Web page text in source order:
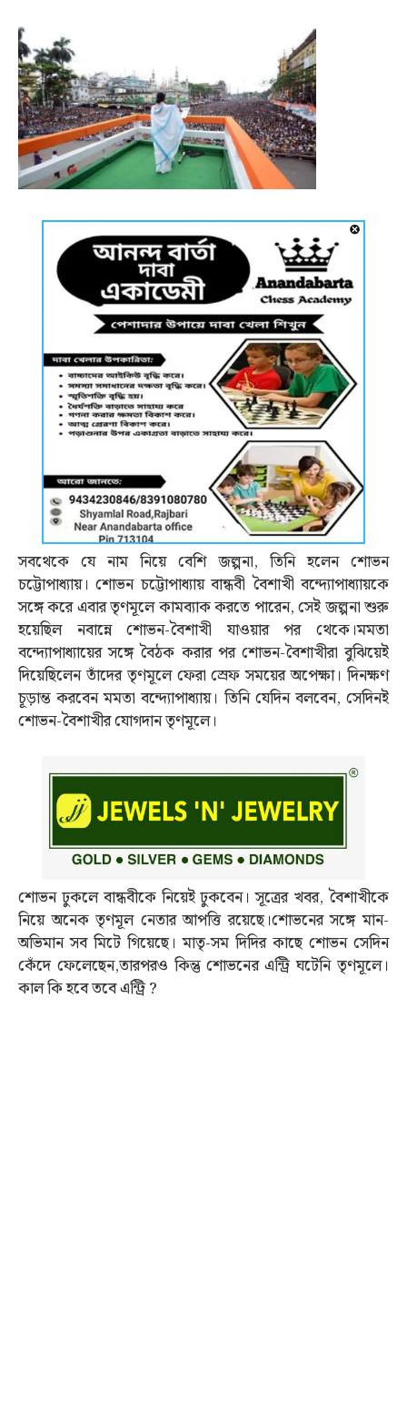
সবথেকে যে নাম নিয়ে বেশি জল্পনা, তিনি হলেন শোভন
চট্টোপাধ্যায়। শোভন চট্টোপাধ্যায় বান্ধবী বৈশাখী বন্দ্যোপাধ্যায়কে
সঙ্গে করে এবার তৃণমূলে কামব্যাক করতে পারেন, সেই জল্পনা শুরু
হয়েছিল নবান্নে শোভন-বৈশাখী যাওয়ার পর থেকে।মমতা
বন্দ্যোপাধ্যায়ের সঙ্গে বৈঠক করার পর শোভন-বৈশাখীরা বুঝিয়েই
দিয়েছিলেন তাঁদের তৃণমূলে ফেরা স্রেফ সময়ের অপেক্ষা। দিনক্ষণ
চূড়ান্ত করবেন মমতা বন্দ্যোপাধ্যায়। তিনি যেদিন বলবেন, সেদিনই
শোভন-বৈশাখীর যোগদান তৃণমূলে।
শোভন ঢুকলে বান্ধবীকে নিয়েই ঢুকবেন। সূত্রের খবর, বৈশাখীকে
নিয়ে অনেক তৃণমূল নেতার আপত্তি রয়েছে।শোভনের সঙ্গে মান-
অভিমান সব মিটে গিয়েছে। মাতৃ-সম দিদির কাছে শোভন সেদিন
কেঁদে ফেলেছেন,তারপরও কিন্তু শোভনের এন্ট্রি ঘটেনি তৃণমূলে।
কাল কি হবে তবে এন্ট্রি ?